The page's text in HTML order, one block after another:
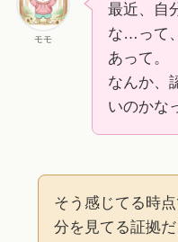
モモ
最近、自
な…って
あって。
なんか、
いのかな
そう感じてる時
分を見てる証拠だ